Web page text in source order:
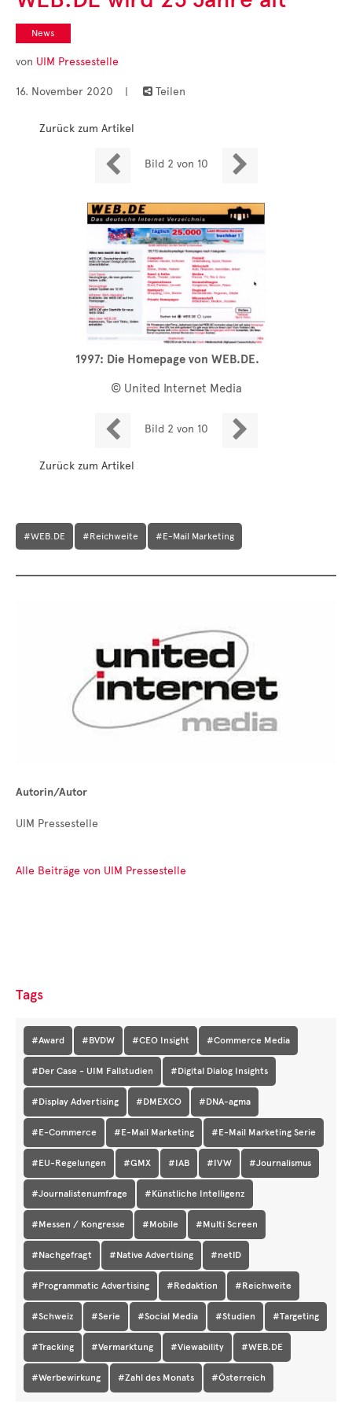
Cases
• Kurzinterviews
News
von UIM Pressestelle
16. November 2020 |  Teilen
Zurück zum Artikel
 Bild 2 von 10 
1997: Die Homepage von WEB.DE.
© United Internet Media
 Bild 2 von 10 
Zurück zum Artikel
#WEB.DE #Reichweite #E-Mail Marketing
Autorin/Autor
UIM Pressestelle
Alle Beiträge von UIM Pressestelle
Tags
#Award #BVDW #CEO Insight #Commerce Media
#Der Case - UIM Fallstudien #Digital Dialog Insights
#Display Advertising #DMEXCO #DNA-agma
#E-Commerce #E-Mail Marketing #E-Mail Marketing Serie
#EU-Regelungen #GMX #IAB #IVW #Journalismus
#Journalistenumfrage #Künstliche Intelligenz
#Messen / Kongresse #Mobile #Multi Screen
#Nachgefragt #Native Advertising #netID
#Programmatic Advertising #Redaktion #Reichweite
#Schweiz #Serie #Social Media #Studien #Targeting
#Tracking #Vermarktung #Viewability #WEB.DE
#Werbewirkung #Zahl des Monats #Österreich